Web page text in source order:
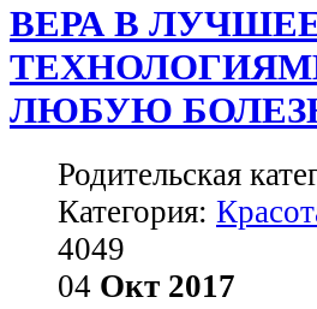
ВЕРА В
ЛЮБУЮ
Родительская
Категория:
4049
04 Окт 2017